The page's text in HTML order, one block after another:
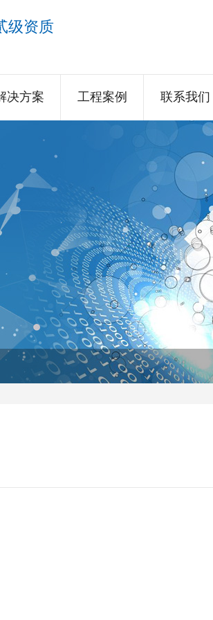
级资质
决方案 工程案例 联系我们